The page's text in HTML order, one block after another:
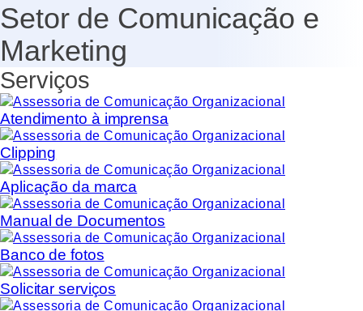
Setor de Comunicação e
Marketing
Serviços
Atendimento à imprensa
Clipping
Aplicação da marca
Manual de Documentos
Banco de fotos
Solicitar serviços